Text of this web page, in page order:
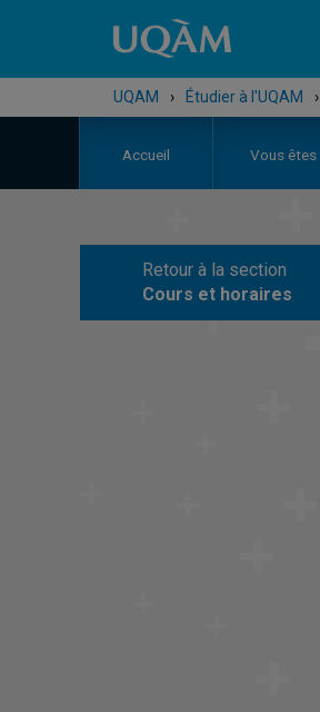
UQAM › Étudier à l'UQAM ›
Accueil Vous êtes
Retour à la section
Cours et horaires